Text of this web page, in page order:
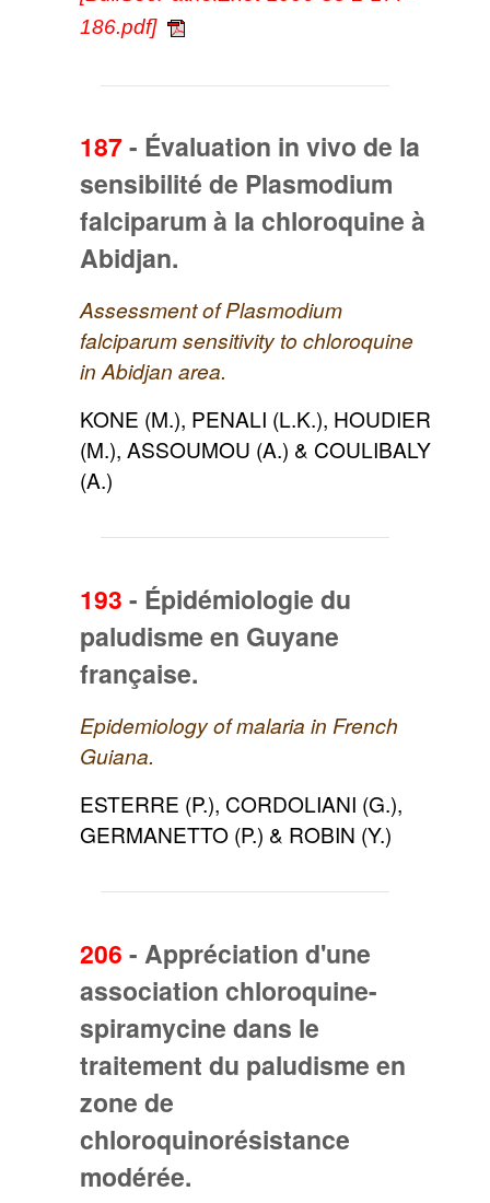
186.pdf]
187- Évaluation in vivo de la
sensibilité de Plasmodium
falciparum à la chloroquine à
Abidjan.
Assessment of Plasmodium
falciparum sensitivity to chloroquine
in Abidjan area.
KONE (M.), PENALI (L.K.), HOUDIER
(M.), ASSOUMOU (A.) & COULIBALY
(A.)
193 - Épidémiologie du
paludisme en Guyane
française.
Epidemiology of malaria in French
Guiana.
ESTERRE (P.), CORDOLIANI (G.),
GERMANETTO (P.) & ROBIN (Y.)
206 - Appréciation d'une
association chloroquine-
spiramycine dans le
traitement du paludisme en
zone de
chloroquinorésistance
modérée.